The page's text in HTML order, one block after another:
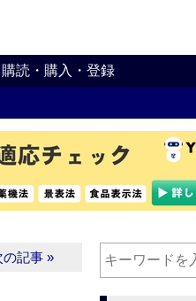
購読・購入・登録
の記事 »